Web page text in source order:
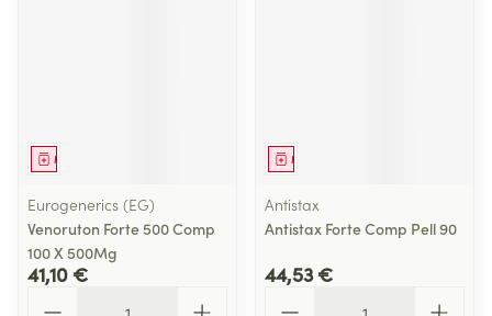
Médicament
Eurogenerics (EG)
Venoruton Forte 500 Comp
100 X 500Mg
41,10 €
Médicament
Antistax
Antistax Forte Comp Pell 90
44,53 €